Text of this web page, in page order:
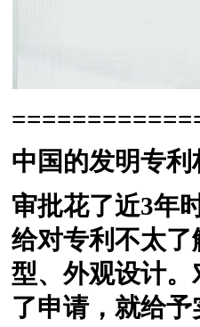
中国的发明专利
审批花了近3年
给对专利不太
型、外观设计
了申请，就给